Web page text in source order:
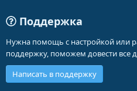
Поддержка
Нужна помощь с настройкой или
поддержку, поможем довести все
Написать в поддержку